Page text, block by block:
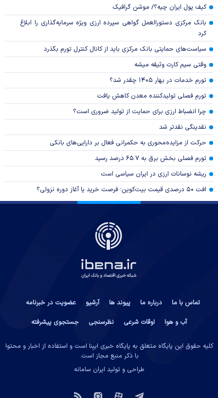
کیف پول ایران چیه؟/ موشن گرافیک
بانک مرکزی دستورالعمل گواهی سپرده ارزی ویژه سرمایه‌گذاری را ابلاغ
کرد
سیاست‌های حمایتی بانک مرکزی باید از کانال کنترل تورم بگذرد
وقتی سیم کارت وثیقه میشه
تورم خدمات در بهار ۱۴۰۵ چقدر شد؟
تورم فصلی تولیدکننده معدن کاهش یافت
چرا انضباط ارزی برای حمایت از تولید ضروری است؟
نقدینگی نقدتر شد
حرکت از مزایده‌محوری به حکمرانی فعال بر دارایی‌های بانکی
تورم فصلی بخش برق به ۶۵.۷ درصد رسید
ریشه نوسانات ارزی در ایران سیاسی است
افت ۵۰ درصدی قیمت بیت‌کوین؛ فرصت خرید یا آغاز دوره نزولی؟
تماس با ما درباره ما پیوند ها آرشیو
عضویت در خبرنامه
آب و هوا
اوقات شرعی نظرسنجی جستجوی پیشرفته
کلیه حقوق این پایگاه متعلق به پایگاه خبری ایبِنا است و استفاده از اخبار و محتوا
با ذکر منبع مجاز است.
طراحی و تولید ایران سامانه